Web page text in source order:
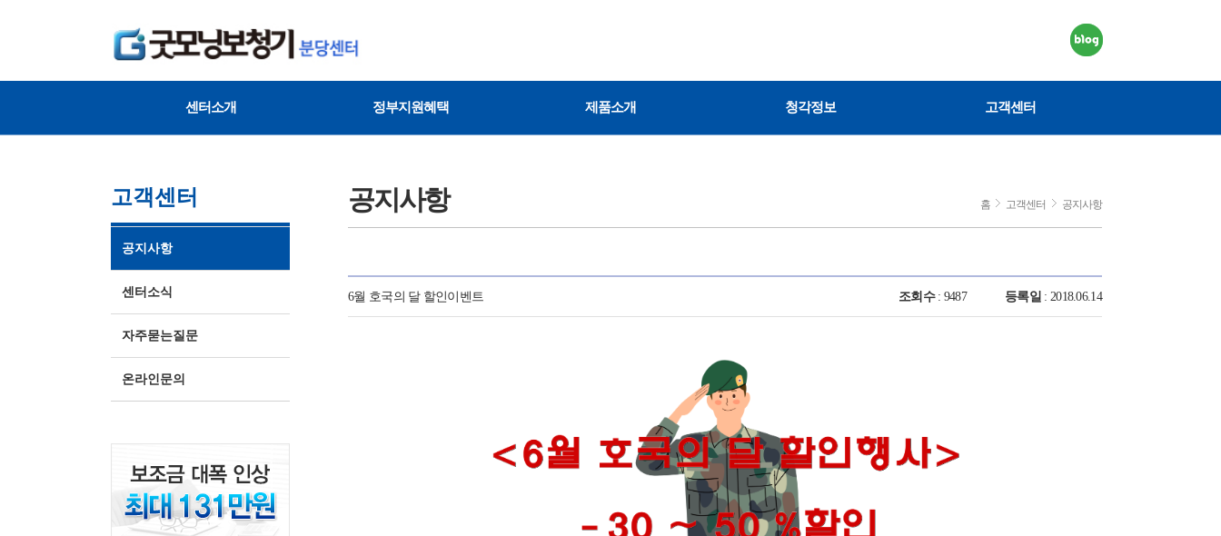
센터소개 정부지원혜택 제품소개 청각정보 고객센터
고객센터
공지사항
센터소식
자주묻는질문
온라인문의
공지사항 홈 고객센터 공지사항
6월 호국의 달 할인이벤트 조회수 : 9487 등록일 : 2018.06.14